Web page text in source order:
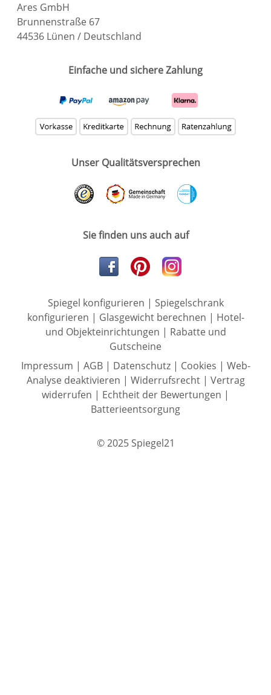
Ares GmbH
Brunnenstraße 67
44536 Lünen / Deutschland
Einfache und sichere Zahlung
Unser Qualitätsversprechen
Sie finden uns auch auf
Spiegel konfigurieren | Spiegelschrank
konfigurieren | Glasgewicht berechnen | Hotel-
und Objekteinrichtungen | Rabatte und
Gutscheine
Impressum | AGB| Datenschutz| Cookies | Web-
Analyse deaktivieren | Widerrufsrecht| Vertrag
widerrufen | Echtheit der Bewertungen |
Batterieentsorgung
© 2025 Spiegel21